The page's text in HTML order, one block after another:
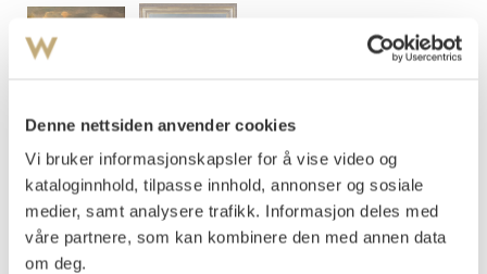
Denne nettsiden anvender cookies
Vi bruker informasjonskapsler for å vise video og
kataloginnhold, tilpasse innhold, annonser og sosiale
medier, samt analysere trafikk. Informasjon deles med
våre partnere, som kan kombinere den med annen data
om deg.
Calmeyer, Jacob Mathias (1802-1883
Landskap med figurer ved fossefall 1834
Olje på lerret
38x52
Signert og datert nede t.h.: J. M. Calmeyer 1834.